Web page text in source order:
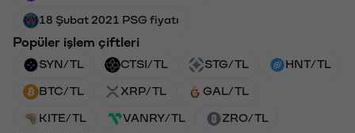
18 Şubat 2021 PSG fiyatı
Popüler işlem çiftleri
SYN/TL CTSI/TL STG/TL HNT/TL
BTC/TL XRP/TL GAL/TL
KITE/TL VANRY/TL ZRO/TL